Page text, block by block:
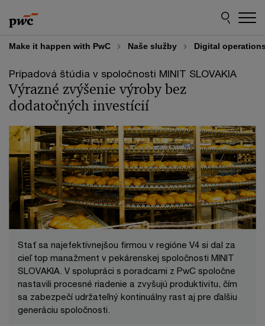
to
content
to
footer
Make it happen with PwC Naše služby Digital
Prípadová štúdia v spoločnosti MINIT SLOVAKIA
Výrazné zvýšenie výroby bez
dodatočných investícií
Stať sa najefektívnejšou firmou v regióne V4 si dal za
cieľ top manažment v pekárenskej spoločnosti MINIT
SLOVAKIA. V spolupráci s poradcami z PwC spoločne
nastavili procesné riadenie a zvyšujú produktivitu, čím
sa zabezpečí udržateľný kontinuálny rast aj pre ďalšiu
generáciu spoločnosti.